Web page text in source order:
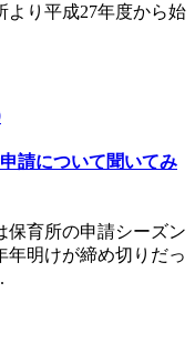
より平成27年度から始
請について聞いてみ
保育所の申請シーズン
年明けが締め切りだっ